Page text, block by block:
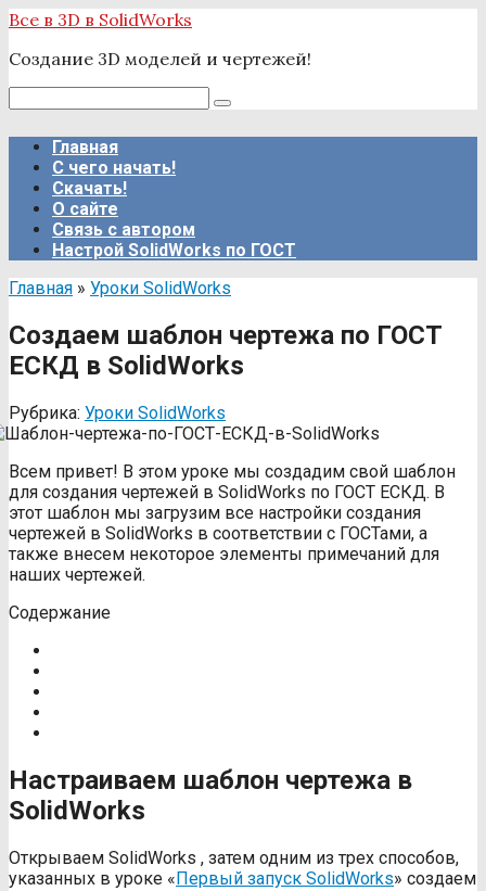
Перейти
контенту
Все в 3D в SolidWorks
Создание 3D моделей и чертежей!
Главная
С чего начать!
Скачать!
О сайте
Связь с автором
Настрой SolidWorks по ГОСТ
Главная » Уроки SolidWorks
Создаем шаблон чертежа по ГОСТ
ЕСКД в SolidWorks
Рубрика: Уроки SolidWorks
Всем привет! В этом уроке мы создадим свой шаблон
для создания чертежей в SolidWorks по ГОСТ ЕСКД. В
этот шаблон мы загрузим все настройки создания
чертежей в SolidWorks в соответствии с ГОСТами, а
также внесем некоторое элементы примечаний для
наших чертежей.
Содержание
Настраиваем шаблон чертежа в
SolidWorks
Открываем SolidWorks , затем одним из трех способов,
указанных в уроке «Первый запуск SolidWorks» создаем